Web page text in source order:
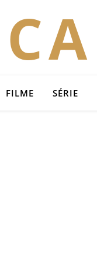
FILME SÉRIE